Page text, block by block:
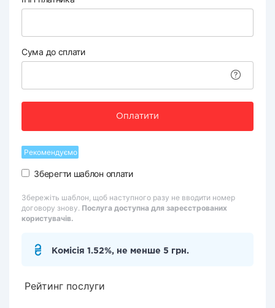
Сума до сплати
Оплатити
Рекомендуємо
Зберегти шаблон оплати
Збережіть шаблон, щоб наступного разу не вводити номер
договору знову. Послуга доступна для зареєстрованих
користувачів.
Комісія 1.52%, не менше 5 грн.
Рейтинг послуги